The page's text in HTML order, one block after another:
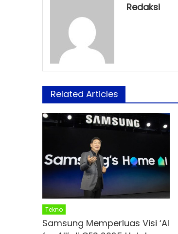
Redaksi
Related Articles
Tekno
Samsung Memperluas Visi ‘AI